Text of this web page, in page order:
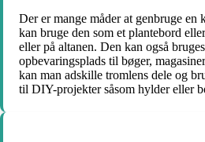
Der er mange måder at genbruge
kan bruge den som et plantebord
eller på altanen. Den kan også
opbevaringsplads til bøger,
kan man adskille tromlens dele og
til DIY-projekter såsom hylder eller